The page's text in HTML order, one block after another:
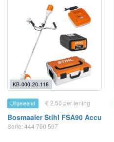
KB-000-20-118
Uitgeleend € 2.50 per lening
Bosmaaier Stihl FSA90 Accu
Serie: 444 760 597